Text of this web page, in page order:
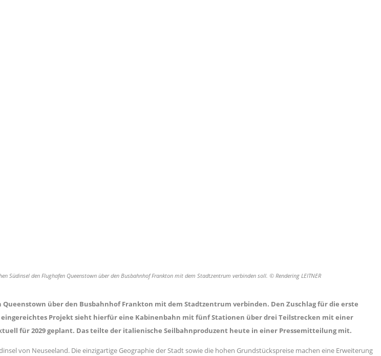
Südinsel den Flughafen Queenstown über den Busbahnhof Frankton mit dem Stadtzentrum verbinden soll. © Rendering LEITNER
über den Busbahnhof Frankton mit dem Stadtzentrum verbinden. Den Zuschlag für die erste
Projekt sieht hierfür eine Kabinenbahn mit fünf Stationen über drei Teilstrecken mit einer
für 2029 geplant. Das teilte der italienische Seilbahnproduzent heute in einer Pressemitteilung mit.
von Neuseeland. Die einzigartige Geographie der Stadt sowie die hohen Grundstückspreise machen eine Erweiterung